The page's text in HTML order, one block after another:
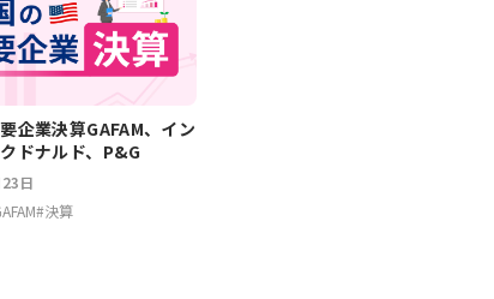
企業決算GAFAM、イン
ドナルド、P&G
日
#決算